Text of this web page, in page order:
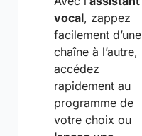
vocal, zappez
facilement d’une
chaîne à l’autre,
accédez
rapidement au
programme de
votre choix ou